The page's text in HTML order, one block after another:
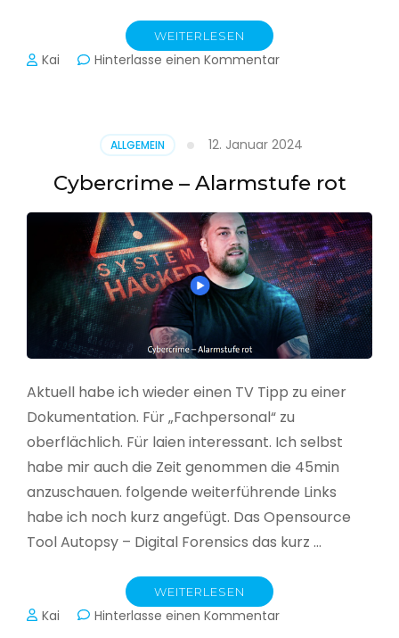
WEITERLESEN
Kai Hinterlasse einen Kommentarzu
Produktion
ALLGEMEIN 12. Januar 2024
Cybercrime – Alarmstufe rot
Aktuell habe ich wieder einen TV Tipp zu einer
Dokumentation. Für „Fachpersonal“ zu
oberflächlich. Für laien interessant. Ich selbst
habe mir auch die Zeit genommen die 45min
anzuschauen. folgende weiterführende Links
habe ich noch kurz angefügt. Das Opensource
Tool Autopsy – Digital Forensics das kurz …
WEITERLESEN
Kai Hinterlasse einen Kommentarzu